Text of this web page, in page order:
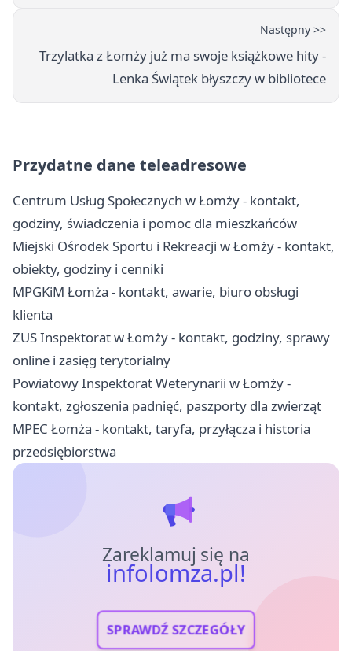
Następny >>
Trzylatka z Łomży już ma swoje książkowe hity -
Lenka Świątek błyszczy w bibliotece
Przydatne dane teleadresowe
Centrum Usług Społecznych w Łomży - kontakt,
godziny, świadczenia i pomoc dla mieszkańców
Miejski Ośrodek Sportu i Rekreacji w Łomży - kontakt,
obiekty, godziny i cenniki
MPGKiM Łomża - kontakt, awarie, biuro obsługi
klienta
ZUS Inspektorat w Łomży - kontakt, godziny, sprawy
online i zasięg terytorialny
Powiatowy Inspektorat Weterynarii w Łomży -
kontakt, zgłoszenia padnięć, paszporty dla zwierząt
MPEC Łomża - kontakt, taryfa, przyłącza i historia
przedsiębiorstwa
Zareklamuj się na
infolomza.pl!
SPRAWDŹ SZCZEGÓŁY